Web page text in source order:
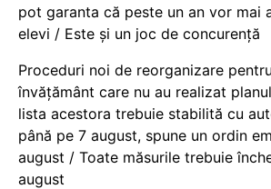
pot garanta că peste un an vor mai
elevi / Este și un joc de concurență
Proceduri noi de reorganizare
învățământ care nu au realizat
lista acestora trebuie stabilită cu
până pe 7 august, spune un ordin
august / Toate măsurile trebuie
august